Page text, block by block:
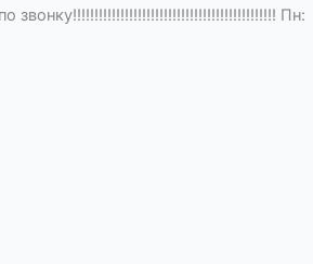
звонку!!!!!!!!!!!!!!!!!!!!!!!!!!!!!!!!!!!!!!!!!!!!!!! Пн: